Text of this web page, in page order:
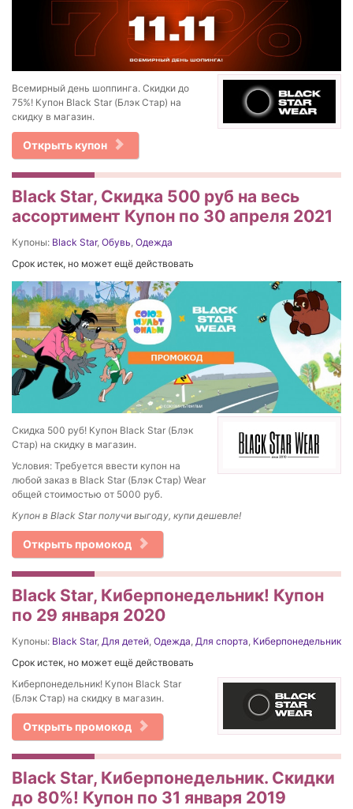
Всемирный день шоппинга. Скидки до
75%! Купон Black Star (Блэк Стар) на
скидку в магазин.
Открыть купон
Black Star, Скидка 500 руб на весь
ассортимент Купон по 30 апреля 2021
Купоны: Black Star, Обувь, Одежда
Срок истек, но может ещё действовать
Скидка 500 руб! Купон Black Star (Блэк
Стар) на скидку в магазин.
Условия: Требуется ввести купон на
любой заказ в Black Star (Блэк Стар) Wear
общей стоимостью от 5000 руб.
Купон в Black Star получи выгоду, купи дешевле!
Открыть промокод
Black Star, Киберпонедельник! Купон
по 29 января 2020
Купоны: Black Star, Для детей, Одежда, Для спорта, Киберпонедельник
Срок истек, но может ещё действовать
Киберпонедельник! Купон Black Star
(Блэк Стар) на скидку в магазин.
Открыть промокод
Black Star, Киберпонедельник. Скидки
до 80%! Купон по 31 января 2019